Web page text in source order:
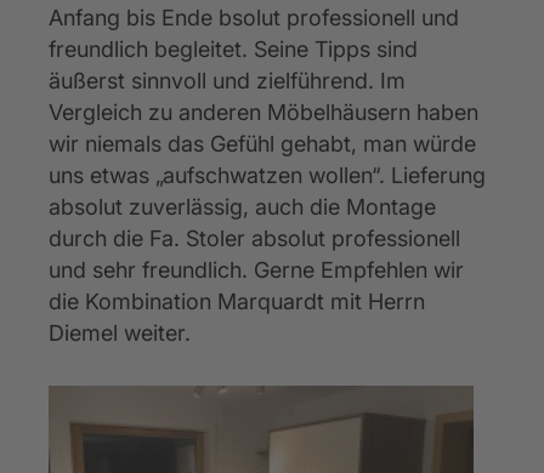
Anfang bis Ende bsolut professionell und
freundlich begleitet. Seine Tipps sind
äußerst sinnvoll und zielführend. Im
Vergleich zu anderen Möbelhäusern haben
wir niemals das Gefühl gehabt, man würde
uns etwas „aufschwatzen wollen“. Lieferung
absolut zuverlässig, auch die Montage
durch die Fa. Stoler absolut professionell
und sehr freundlich. Gerne Empfehlen wir
die Kombination Marquardt mit Herrn
Diemel weiter.